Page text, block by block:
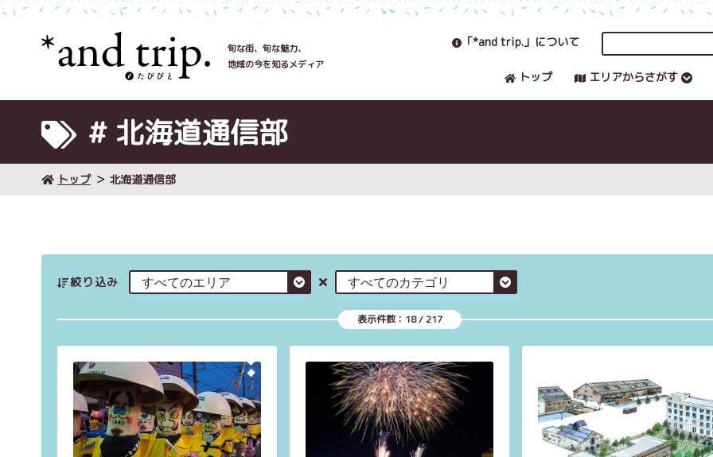
旬な街、旬な魅力、
地域の今を知るメディア
「*and trip.」について
トップ エリアからさがす
# 北海道通信部
トップ 北海道通信部
絞り込み
表示件数： 18/217